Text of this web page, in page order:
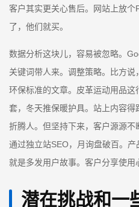
客户其实更关心售后。网站上放
了，他们就买。
数据分析这块儿，容易被忽略。
关键词带人来。调整策略。比方
环保标准的文章。皮革运动用品
套，冬天推保暖护具。站上内容
折腾人。但坚持下来，客户源源不
通过独立站SEO，月询盘破百。产
就是多发用户故事。客户分享使用
潜在挑战和一